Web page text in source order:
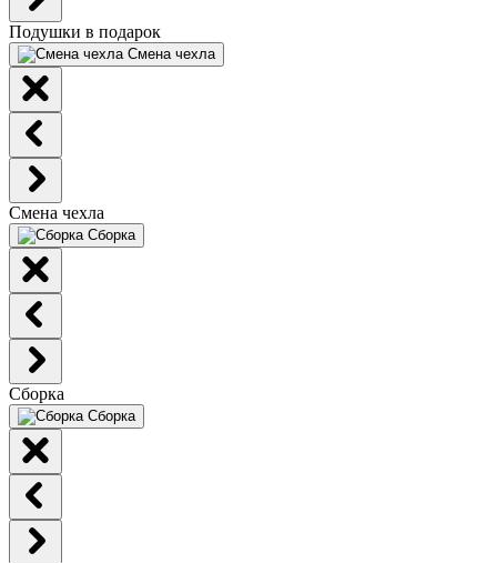
Подушки в подарок
Смена чехла
Смена чехла
Сборка
Сборка
Сборка